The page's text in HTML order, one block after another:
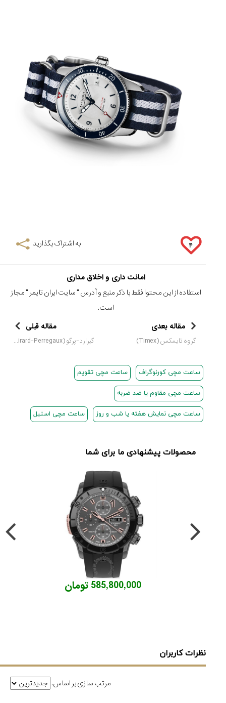
۴ به اشتراک بگذارید
امانت داری و اخلاق مداری
استفاده از این محتوا فقط با ذکر منبع و آدرس "سایت ایران تایمر " مجاز
است.
مقاله بعدی
گروه تایمکس (Timex)
مقاله قبلی
گیرارد-پرگو (Girard-Perregaux) مدل کواسار (Quasar)
ساعت مچی کورنوگراف ساعت مچی تقویم
ساعت مچی مقاوم یا ضد ضربه
ساعت مچی نمایش هفته یا شب و روز ساعت مچی استیل
محصولات پیشنهادی ما برای شما
585,800,000 تومان
نظرات کاربران
مرتب سازی بر اساس: